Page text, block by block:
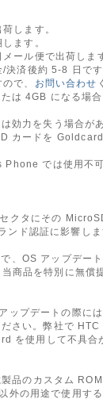
します。
ます。
ール便で出荷しま
済後約 5-8 日です
で、
お問い合わせ
は 4GB になる場合
効力を失う場合があ
カードを Goldcard
では使用不可
クタにその
ンド認証に影響しま
、OS アップデー
商品を特別に無償
ップデートの際に
さい。弊社で HTC
を使用して不具合
品のカスタム ROM
外の用途で使用す